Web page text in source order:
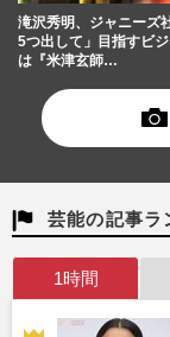
滝沢秀明、ジャニーズ
5つ出して」目指すビ
は『米津玄師…
芸能の記事ラ
1時間